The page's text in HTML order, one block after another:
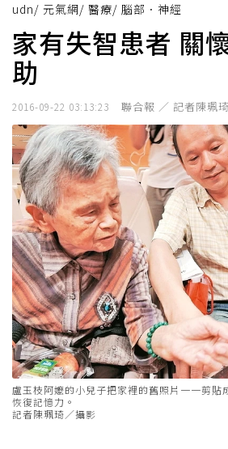
udn/ 元氣網/ 醫療/ 腦部．神經
家有失智患者 關
助
2016-09-22 03:13:23 聯合報 ／ 記者陳珮
盧玉枝阿嬤的小兒子把家裡的舊照片一一剪貼
恢復記憶力。
記者陳珮琦／攝影